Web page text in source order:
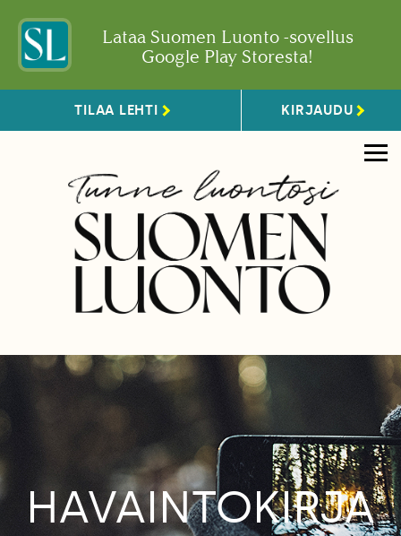
Lataa Suomen Luonto -sovellus
Google Play Storesta!
TILAA LEHTI KIRJAUDU
HAVAINTOKIRJA